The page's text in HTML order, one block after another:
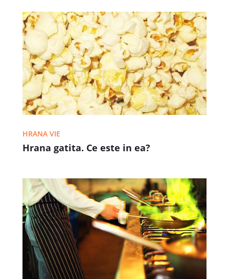
HRANA VIE
Hrana gatita. Ce este in ea?